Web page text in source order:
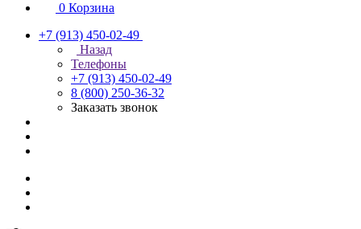
0 Корзина
+7 (913) 450-02-49
Назад
Телефоны
+7 (913) 450-02-49
8 (800) 250-36-32
Заказать звонок